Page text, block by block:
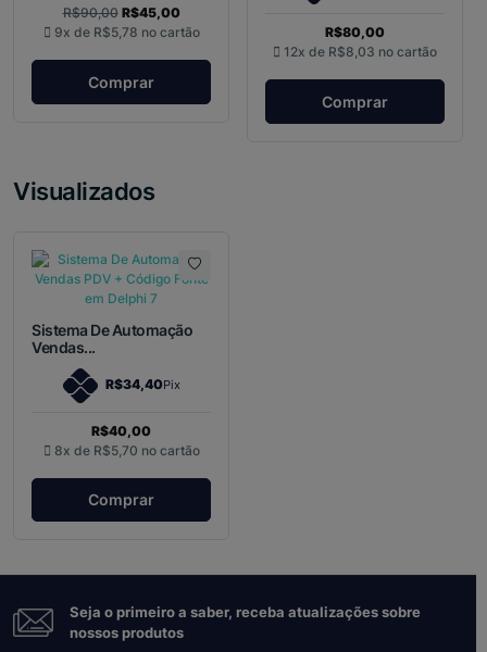
R$90,00 R$45,00
9x de R$5,78 no cartão
Comprar
R$80,00
12x de R$8,03 no cartão
Comprar
Visualizados
Sistema De Automação
Vendas...
R$34,40Pix
R$40,00
8x de R$5,70 no cartão
Comprar
Seja o primeiro a saber, receba atualizações sobre
nossos produtos